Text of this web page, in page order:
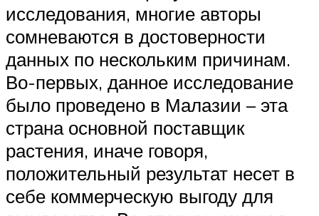
исследования, многие авторы
сомневаются в достоверности
данных по нескольким причинам.
Во-первых, данное исследование
было проведено в Малазии – эта
страна основной поставщик
растения, иначе говоря,
положительный результат несет в
себе коммерческую выгоду для